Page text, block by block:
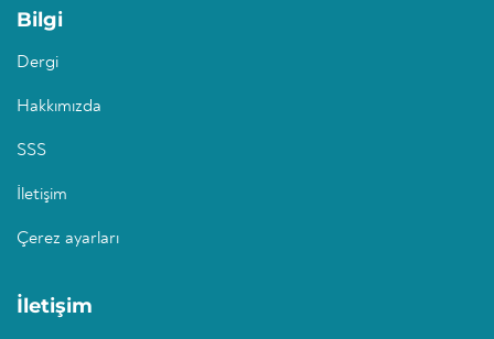
Bilgi
Dergi
Hakkımızda
SSS
İletişim
Çerez ayarları
İletişim